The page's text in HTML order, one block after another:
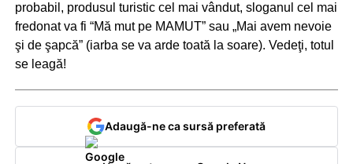
probabil, produsul turistic cel mai vândut, sloganul cel mai
fredonat va fi “Mă mut pe MAMUT” sau „Mai avem nevoie
şi de şapcă” (iarba se va arde toată la soare). Vedeţi, totul
se leagă!
Adaugă-ne ca sursă preferată